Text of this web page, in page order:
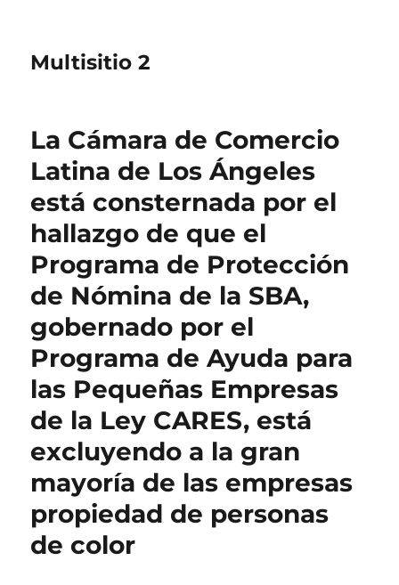
Multisitio 2
La Cámara de Comercio
Latina de Los Ángeles
está consternada por el
hallazgo de que el
Programa de Protección
de Nómina de la SBA,
gobernado por el
Programa de Ayuda para
las Pequeñas Empresas
de la Ley CARES, está
excluyendo a la gran
mayoría de las empresas
propiedad de personas
de color